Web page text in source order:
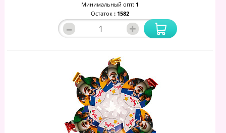
Минимальный опт: 1
Остаток : 1582
– +